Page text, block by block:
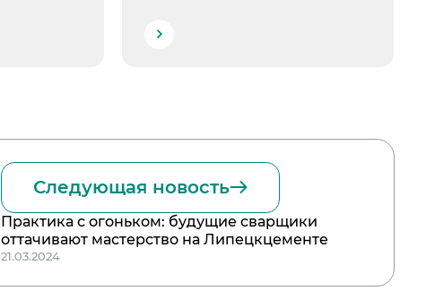
Следующая новость
Практика с огоньком: будущие сварщики
оттачивают мастерство на Липецкцементе
21.03.2024